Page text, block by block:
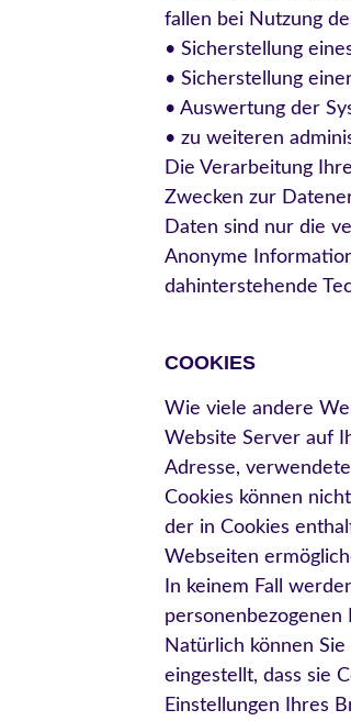
fallen bei Nutzung
• Sicherstellung
• Sicherstellung
• Auswertung der
• zu weiteren
Die Verarbeitung
Zwecken zur
Daten sind nur die
Anonyme
dahinterstehende
COOKIES
Wie viele andere
Website Server auf
Adresse,
Cookies können
der in Cookies
Webseiten
In keinem Fall
Natürlich können
eingestellt, dass sie
Einstellungen Ihres